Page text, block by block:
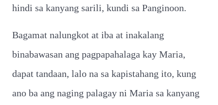
hindi sa kanyang sarili, kundi sa Panginoon.
Bagamat nalungkot at iba at inakalang
binabawasan ang pagpapahalaga kay Maria,
dapat tandaan, lalo na sa kapistahang ito, kung
ano ba ang naging palagay ni Maria sa kanyang